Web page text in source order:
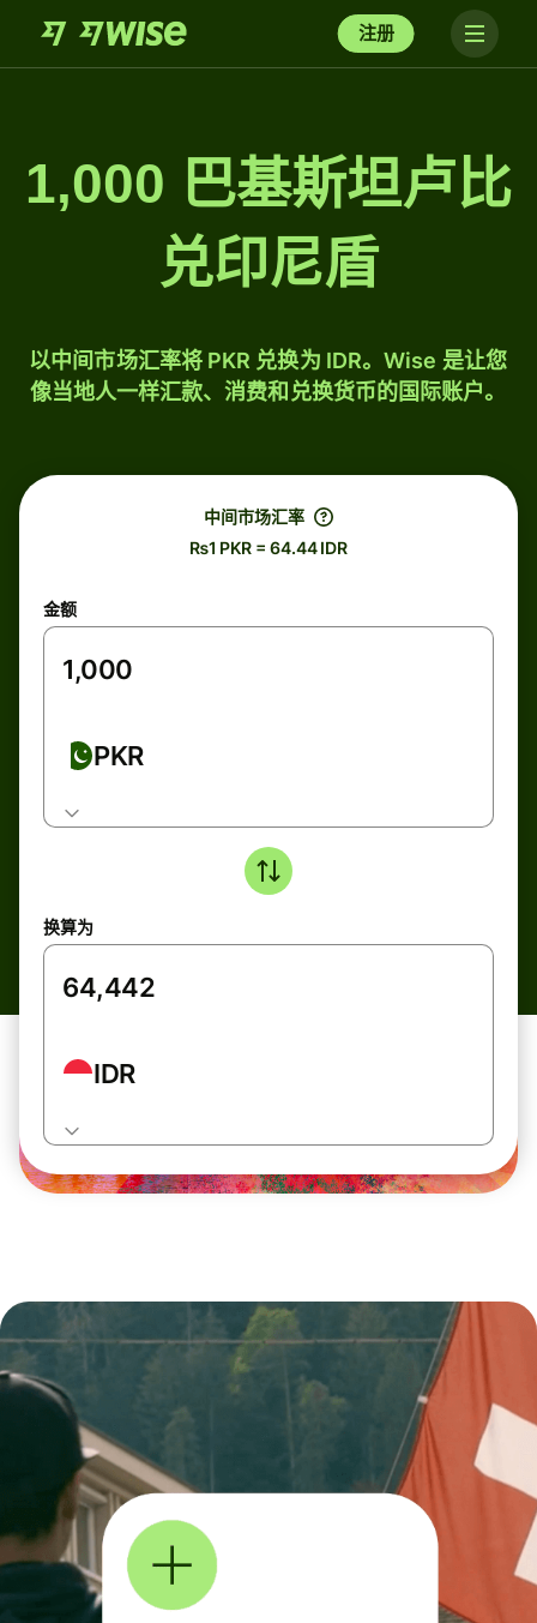
注册
1,000 巴基斯坦卢比
兑印尼盾
以中间市场汇率将 PKR 兑换为 IDR。Wise 是让您
像当地人一样汇款、消费和兑换货币的国际账户。
中间市场汇率
₨1 PKR = 64.44 IDR
金额
PKR
换算为
IDR